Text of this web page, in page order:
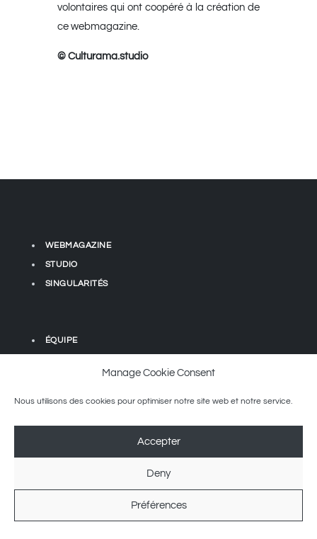
Manage Cookie Consent
Nous utilisons des cookies pour optimiser notre site web et notre service.
Accepter
Deny
Préférences
volontaires qui ont coopéré à la création de
ce webmagazine.
© Culturama.studio
WEBMAGAZINE
STUDIO
SINGULARITÉS
ÉQUIPE
destination des découvreurs défendant le meilleur de l’Art, de